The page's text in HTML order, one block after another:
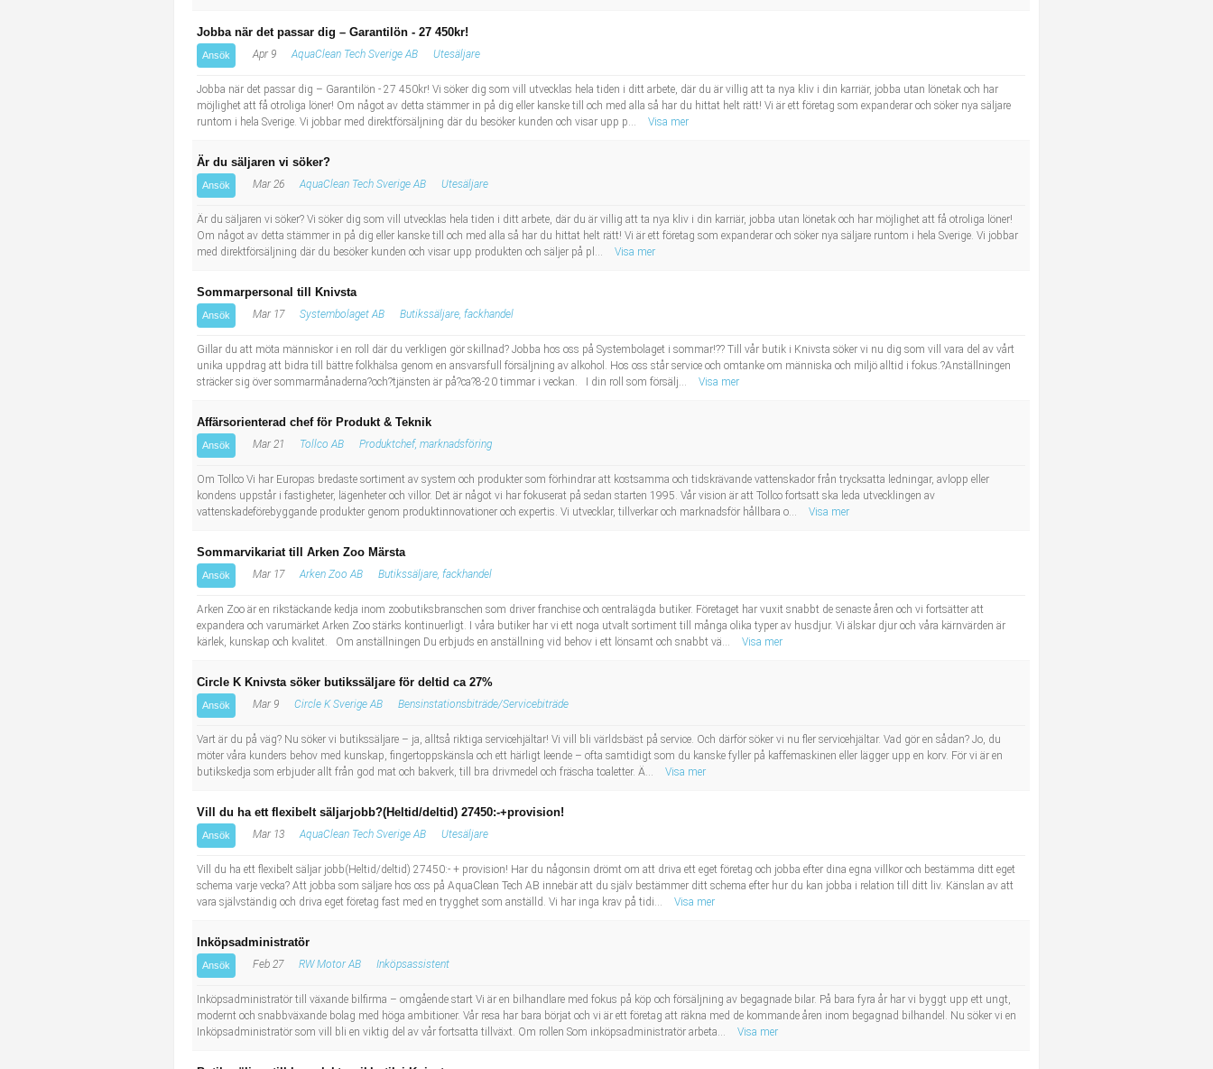
Jobba när det passar dig – Garantilön - 27 450kr!
Ansök Apr 9 AquaClean Tech Sverige AB Utesäljare
Jobba när det passar dig – Garantilön - 27 450kr! Vi söker dig som vill utvecklas hela tiden i ditt arbete, där du är villig att ta nya kliv i din karriär, jobba utan lönetak och har
möjlighet att få otroliga löner! Om något av detta stämmer in på dig eller kanske till och med alla så har du hittat helt rätt! Vi är ett företag som expanderar och söker nya säljare
runtom i hela Sverige. Vi jobbar med direktförsäljning där du besöker kunden och visar upp p...
Visa mer
Är du säljaren vi söker?
Ansök Mar 26 AquaClean Tech Sverige AB Utesäljare
Är du säljaren vi söker? Vi söker dig som vill utvecklas hela tiden i ditt arbete, där du är villig att ta nya kliv i din karriär, jobba utan lönetak och har möjlighet att få otroliga löner!
Om något av detta stämmer in på dig eller kanske till och med alla så har du hittat helt rätt! Vi är ett företag som expanderar och söker nya säljare runtom i hela Sverige. Vi jobbar
med direktförsäljning där du besöker kunden och visar upp produkten och säljer på pl...
Visa mer
Sommarpersonal till Knivsta
Ansök Mar 17 Systembolaget AB Butikssäljare, fackhandel
Gillar du att möta människor i en roll där du verkligen gör skillnad? Jobba hos oss på Systembolaget i sommar!?? Till vår butik i Knivsta söker vi nu dig som vill vara del av vårt
unika uppdrag att bidra till bättre folkhälsa genom en ansvarsfull försäljning av alkohol. Hos oss står service och omtanke om människa och miljö alltid i fokus.?Anställningen
sträcker sig över sommarmånaderna?och?tjänsten är på?ca?8-20 timmar i veckan. I din roll som försälj...
Visa mer
Affärsorienterad chef för Produkt & Teknik
Ansök Mar 21 Tollco AB Produktchef, marknadsföring
Om Tollco Vi har Europas bredaste sortiment av system och produkter som förhindrar att kostsamma och tidskrävande vattenskador från trycksatta ledningar, avlopp eller
kondens uppstår i fastigheter, lägenheter och villor. Det är något vi har fokuserat på sedan starten 1995. Vår vision är att Tollco fortsatt ska leda utvecklingen av
vattenskadeförebyggande produkter genom produktinnovationer och expertis. Vi utvecklar, tillverkar och marknadsför hållbara o...
Visa mer
Sommarvikariat till Arken Zoo Märsta
Ansök Mar 17 Arken Zoo AB Butikssäljare, fackhandel
Arken Zoo är en rikstäckande kedja inom zoobutiksbranschen som driver franchise och centralägda butiker. Företaget har vuxit snabbt de senaste åren och vi fortsätter att
expandera och varumärket Arken Zoo stärks kontinuerligt. I våra butiker har vi ett noga utvalt sortiment till många olika typer av husdjur. Vi älskar djur och våra kärnvärden är
kärlek, kunskap och kvalitet. Om anställningen Du erbjuds en anställning vid behov i ett lönsamt och snabbt vä...
Visa mer
Circle K Knivsta söker butikssäljare för deltid ca 27%
Ansök Mar 9 Circle K Sverige AB Bensinstationsbiträde/Servicebiträde
Vart är du på väg? Nu söker vi butikssäljare – ja, alltså riktiga servicehjältar! Vi vill bli världsbäst på service. Och därför söker vi nu fler servicehjältar. Vad gör en sådan? Jo, du
möter våra kunders behov med kunskap, fingertoppskänsla och ett härligt leende – ofta samtidigt som du kanske fyller på kaffemaskinen eller lägger upp en korv. För vi är en
butikskedja som erbjuder allt från god mat och bakverk, till bra drivmedel och fräscha toaletter. Ä...
Visa mer
Vill du ha ett flexibelt säljarjobb?(Heltid/deltid) 27450:-+provision!
Ansök Mar 13 AquaClean Tech Sverige AB Utesäljare
Vill du ha ett flexibelt säljar jobb(Heltid/deltid) 27450:- + provision! Har du någonsin drömt om att driva ett eget företag och jobba efter dina egna villkor och bestämma ditt eget
schema varje vecka? Att jobba som säljare hos oss på AquaClean Tech AB innebär att du själv bestämmer ditt schema efter hur du kan jobba i relation till ditt liv. Känslan av att
vara självständig och driva eget företag fast med en trygghet som anställd. Vi har inga krav på tidi...
Visa mer
Inköpsadministratör
Ansök Feb 27 RW Motor AB Inköpsassistent
Inköpsadministratör till växande bilfirma – omgående start Vi är en bilhandlare med fokus på köp och försäljning av begagnade bilar. På bara fyra år har vi byggt upp ett ungt,
modernt och snabbväxande bolag med höga ambitioner. Vår resa har bara börjat och vi är ett företag att räkna med de kommande åren inom begagnad bilhandel. Nu söker vi en
Inköpsadministratör som vill bli en viktig del av vår fortsatta tillväxt. Om rollen Som inköpsadministratör arbeta...
Visa mer